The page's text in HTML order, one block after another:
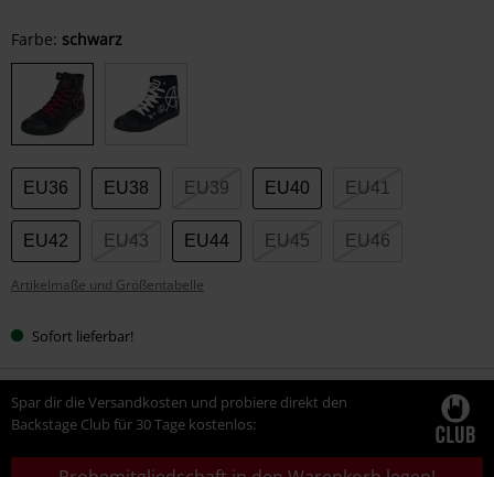
Wähle
deine
Größe
Farbe: schwarz
EU36 EU38 EU39 EU40 EU41
EU42 EU43 EU44 EU45 EU46
Artikelmaße und Größentabelle
Sofort lieferbar!
Spar dir die Versandkosten und probiere direkt den
Backstage Club für 30 Tage kostenlos: